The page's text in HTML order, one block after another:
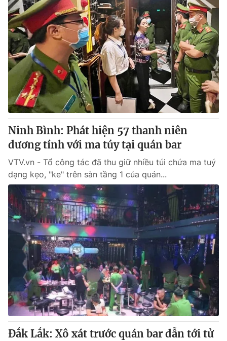
Ninh Bình: Phát hiện 57 thanh niên
dương tính với ma túy tại quán bar
VTV.vn - Tổ công tác đã thu giữ nhiều túi chứa ma tuý
dạng kẹo, "ke" trên sàn tầng 1 của quán...
Đắk Lắk: Xô xát trước quán bar dẫn tới tử